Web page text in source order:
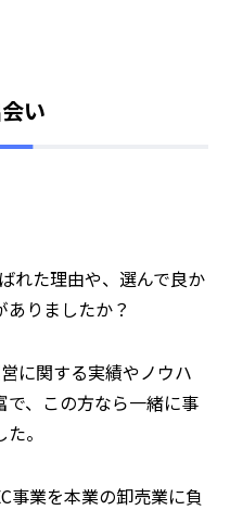
い
れた理由や、選んで良か
りましたか？
に関する実績やノウハ
で、この方なら一緒に事
。
事業を本業の卸売業に負